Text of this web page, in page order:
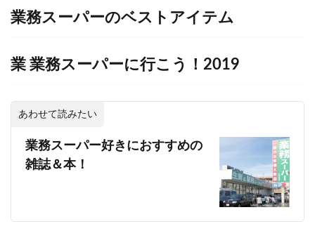
業務スーパーのベストアイテム
業 業務スーパーに行こう！2019
あわせて読みたい
業務スーパー好きにおすすめの
雑誌＆本！